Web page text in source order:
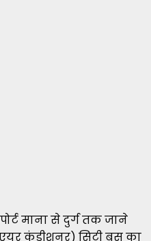
माना से दुर्ग तक जाने
कंडीशनर) सिटी बस का